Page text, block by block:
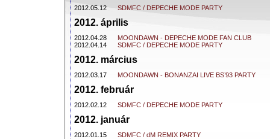
2012.05.12 SDMFC / DEPECHE MODE PARTY
2012. április
2012.04.28
MOONDAWN - DEPECHE MODE FAN CLUB
2012.04.14
SDMFC / DEPECHE MODE PARTY
2012. március
2012.03.17 MOONDAWN - BONANZAI LIVE BS’93 PARTY
2012. február
2012.02.12 SDMFC / DEPECHE MODE PARTY
2012. január
2012.01.15 SDMFC / dM REMIX PARTY